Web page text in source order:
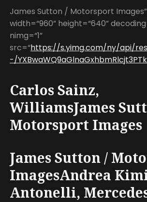
James Sutton / Motorsport
width=“960” height=“640”
nimg=“1”
src=“https://s.yimg.com/ny/api/res/
-/
Carlos Sainz,
WilliamsJames
Motorsport Images
James Sutton /
ImagesAndrea
Antonelli,